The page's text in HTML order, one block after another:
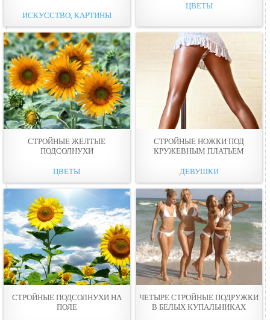
ИСКУССТВО, КАРТИНЫ
ЦВЕТЫ
СТРОЙНЫЕ ЖЕЛТЫЕ
ПОДСОЛНУХИ
ЦВЕТЫ
СТРОЙНЫЕ НОЖКИ ПОД
КРУЖЕВНЫМ ПЛАТЬЕМ
ДЕВУШКИ
СТРОЙНЫЕ ПОДСОЛНУХИ НА
ПОЛЕ
ЧЕТЫРЕ СТРОЙНЫЕ ПОДРУЖКИ
В БЕЛЫХ КУПАЛЬНИКАХ